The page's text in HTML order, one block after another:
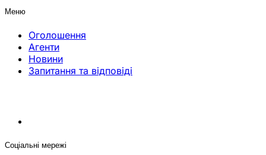
Меню
Оголошення
Агенти
Новини
Запитання та відповіді
Соціальні мережі